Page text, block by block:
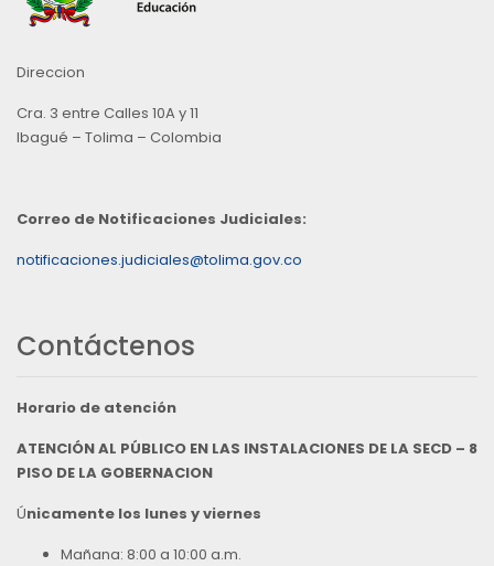
Direccion
Cra. 3 entre Calles 10A y 11
Ibagué – Tolima – Colombia
Correo de Notificaciones Judiciales:
notificaciones.judiciales@tolima.gov.co
Contáctenos
Horario de atención
ATENCIÓN AL PÚBLICO EN LAS INSTALACIONES DE LA SECD – 8
PISO DE LA GOBERNACION
Únicamente los lunes y viernes
Mañana: 8:00 a 10:00 a.m.